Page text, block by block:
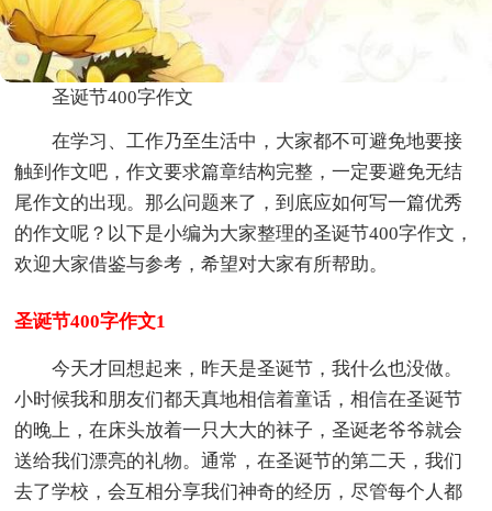
圣诞节400字作文
在学习、工作乃至生活中，大家都不可避免地要接
触到作文吧，作文要求篇章结构完整，一定要避免无结
尾作文的出现。那么问题来了，到底应如何写一篇优秀
的作文呢？以下是小编为大家整理的圣诞节400字作文，
欢迎大家借鉴与参考，希望对大家有所帮助。
圣诞节400字作文1
今天才回想起来，昨天是圣诞节，我什么也没做。
小时候我和朋友们都天真地相信着童话，相信在圣诞节
的晚上，在床头放着一只大大的袜子，圣诞老爷爷就会
送给我们漂亮的礼物。通常，在圣诞节的第二天，我们
去了学校，会互相分享我们神奇的经历，尽管每个人都